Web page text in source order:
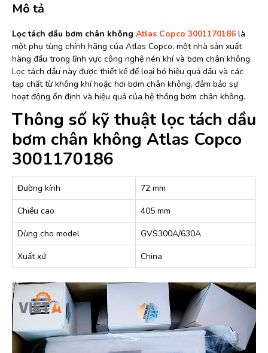
Mô tả
Lọc tách dầu bơm chân không Atlas Copco 3001170186 là
một phụ tùng chính hãng của Atlas Copco, một nhà sản xuất
hàng đầu trong lĩnh vực công nghệ nén khí và bơm chân không.
Lọc tách dầu này được thiết kế để loại bỏ hiệu quả dầu và các
tạp chất từ không khí hoặc hơi bơm chân không, đảm bảo sự
hoạt động ổn định và hiệu quả của hệ thống bơm chân không.
Thông số kỹ thuật lọc tách dầu
bơm chân không Atlas Copco
3001170186
Đường kính
72 mm
Chiều cao
405 mm
Dùng cho model
GVS300A/630A
Xuất xứ
China